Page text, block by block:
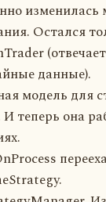
изменилась
Остался
данные).
модель для
теперь она